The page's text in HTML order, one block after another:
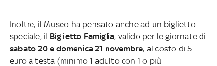
Inoltre, il Museo ha pensato anche ad un biglietto
speciale, il Biglietto Famiglia, valido per le giornate di
sabato 20 e domenica 21 novembre, al costo di 5
euro a testa (minimo 1 adulto con 1 o più